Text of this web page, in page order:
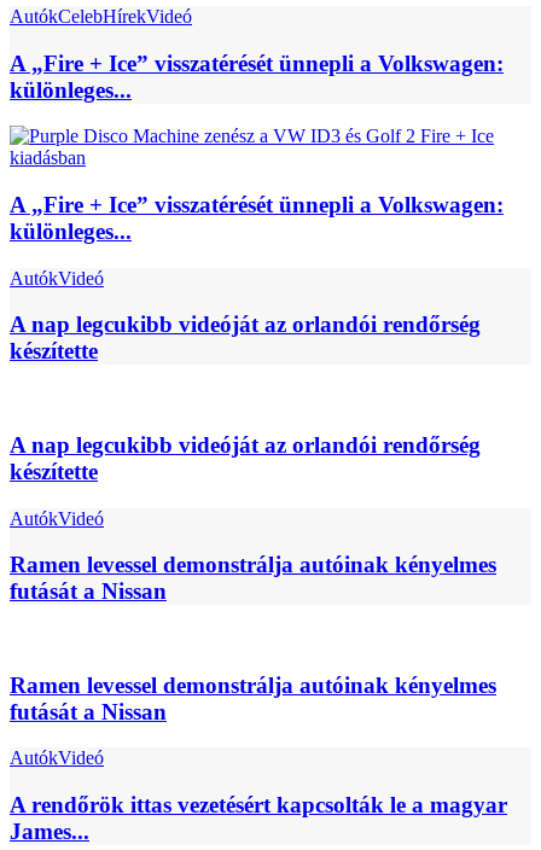
AutókCelebHírekVideó
A „Fire + Ice” visszatérését ünnepli a Volkswagen:
különleges...
A „Fire + Ice” visszatérését ünnepli a Volkswagen:
különleges...
AutókVideó
A nap legcukibb videóját az orlandói rendőrség
készítette
A nap legcukibb videóját az orlandói rendőrség
készítette
AutókVideó
Ramen levessel demonstrálja autóinak kényelmes
futását a Nissan
Ramen levessel demonstrálja autóinak kényelmes
futását a Nissan
AutókVideó
A rendőrök ittas vezetésért kapcsolták le a magyar
James...